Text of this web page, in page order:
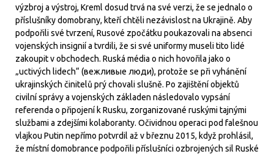
výzbroj a výstroj, Kreml dosud trvá na své verzi, že se jednalo o
příslušníky domobrany, kteří chtěli nezávislost na Ukrajině. Aby
podpořili své tvrzení, Rusové zpočátku poukazovali na absenci
vojenských insignií a tvrdili, že si své uniformy museli tito lidé
zakoupit v obchodech. Ruská média o nich hovořila jako o
„uctivých lidech“ (вежливые люди), protože se při vyhánění
ukrajinských činitelů prý chovali slušně. Po zajištění objektů
civilní správy a vojenských základen následovalo vypsání
referenda o připojení k Rusku, zorganizované ruskými tajnými
službami a zdejšími kolaboranty. Očividnou operaci pod falešnou
vlajkou Putin nepřímo potvrdil až v březnu 2015, když prohlásil,
že místní domobrance podpořili příslušníci ozbrojených sil Ruské